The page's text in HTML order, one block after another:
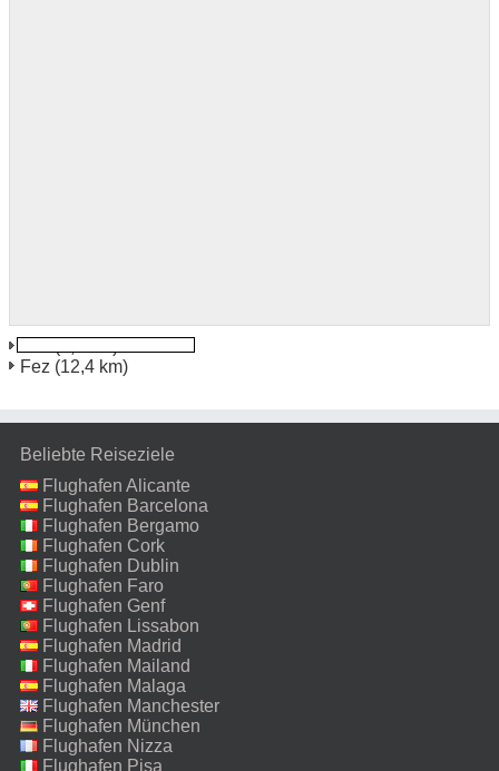
Fez (12,4 km)
Beliebte Reiseziele
Flughafen Alicante
Flughafen Barcelona
Flughafen Bergamo
Flughafen Cork
Flughafen Dublin
Flughafen Faro
Flughafen Genf
Flughafen Lissabon
Flughafen Madrid
Flughafen Mailand
Malpensa
Flughafen Malaga
Flughafen Manchester
Flughafen München
Flughafen Nizza
Flughafen Pisa